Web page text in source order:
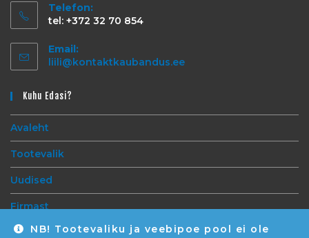
NB! Tootevaliku ja veebipoe pool ei ole
Telefon:
tel: +372 32 70 854
Email:
liili@kontaktkaubandus.ee
Kuhu Edasi?
Avaleht
Tootevalik
Uudised
Firmast
Kontakt